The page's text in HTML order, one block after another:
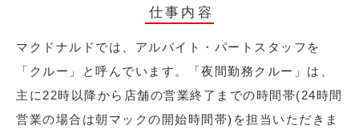
仕事内容
マクドナルドでは、アルバイト・パートスタッフを
「クルー」と呼んでいます。「夜間勤務クルー」は、
主に22時以降から店舗の営業終了までの時間帯(24時間
営業の場合は朝マックの開始時間帯)を担当いただきま